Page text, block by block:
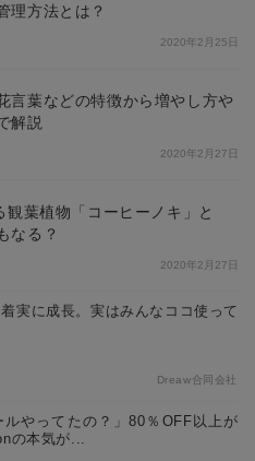
理方法とは？
2020年2月25日
言葉などの特徴から増やし方や
解説
2020年2月27日
観葉植物「コーヒーノキ」と
なる？
2020年2月27日
実に成長。実はみんなココ使って
Dreaw合同会社
ルやってたの？」80％OFF以上が
の本気が...